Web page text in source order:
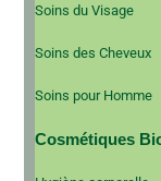
Soins du Visage
Soins des Cheveux
Soins pour Homme
Cosmétiques